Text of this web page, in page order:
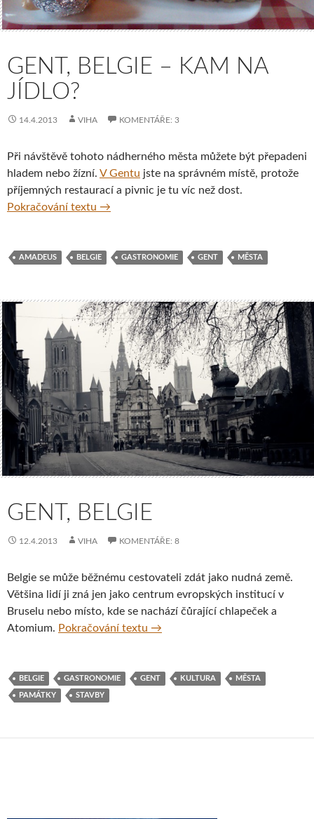
GENT, BELGIE – KAM NA
JÍDLO?
14.4.2013 VIHA KOMENTÁŘE: 3
Při návštěvě tohoto nádherného města můžete být přepadeni
hladem nebo žízní. V Gentu jste na správném místě, protože
příjemných restaurací a pivnic je tu víc než dost.
Pokračování textu Gent, Belgie – kam na jídlo?
→
AMADEUS BELGIE GASTRONOMIE GENT MĚSTA
GENT, BELGIE
12.4.2013 VIHA KOMENTÁŘE: 8
Belgie se může běžnému cestovateli zdát jako nudná země.
Většina lidí ji zná jen jako centrum evropských institucí v
Bruselu nebo místo, kde se nachází čůrající chlapeček a
Atomium. Pokračování textu Gent, Belgie
→
BELGIE GASTRONOMIE GENT KULTURA MĚSTA
PAMÁTKY STAVBY